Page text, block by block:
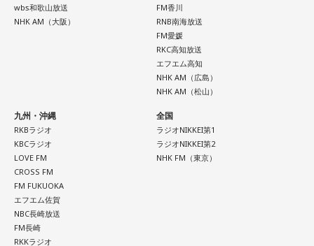
wbs和歌山放送
NHK AM（大阪）
FM香川
RNB南海放送
FM愛媛
RKC高知放送
エフエム高知
NHK AM（広島）
NHK AM（松山）
九州・沖縄
RKBラジオ
KBCラジオ
LOVE FM
CROSS FM
FM FUKUOKA
エフエム佐賀
NBC長崎放送
FM長崎
RKKラジオ
全国
ラジオNIKKEI第1
ラジオNIKKEI第2
NHK FM（東京）